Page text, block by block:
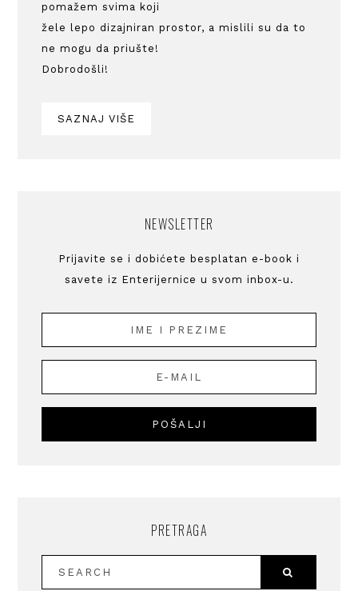
pomažem svima koji
žele lepo dizajniran prostor, a mislili su da to
ne mogu da priušte!
Dobrodošli!
SAZNAJ VIŠE
NEWSLETTER
Prijavite se i dobićete besplatan e-book i
savete iz Enterijernice u svom inbox-u.
PRETRAGA